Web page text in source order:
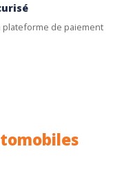
plateforme de paiement